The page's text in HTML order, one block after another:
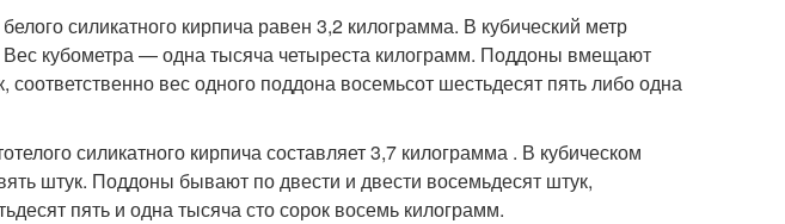
силикатного кирпича равен 3,2 килограмма. В кубический метр
Вес кубометра — одна тысяча четыреста килограмм. Поддоны вмещают
соответственно вес одного поддона восемьсот шестьдесят пять либо одна
силикатного кирпича составляет 3,7 килограмма . В кубическом
штук. Поддоны бывают по двести и двести восемьдесят штук,
пять и одна тысяча сто сорок восемь килограмм.